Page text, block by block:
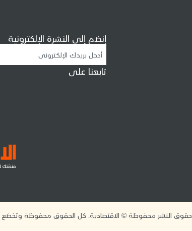
إنضم إلى النشرة الإلكترونية
تابعنا على
حقوق النشر محفوظة © الاقتصادية. كل الحقوق محفوظة وتخضع